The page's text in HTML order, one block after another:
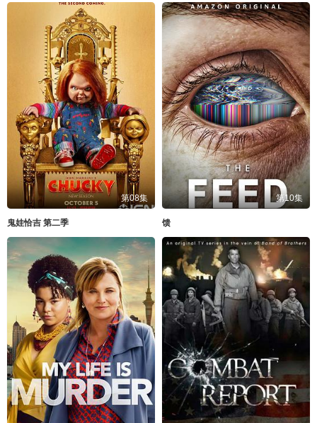
第08集
鬼娃恰吉 第二季
第10集
馈